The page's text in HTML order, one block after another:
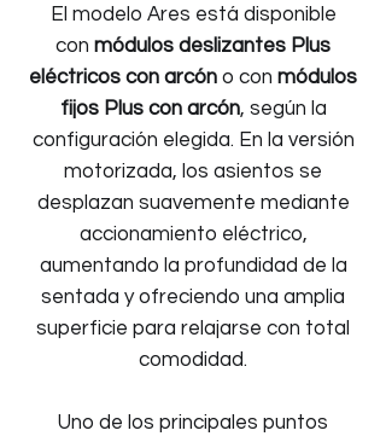
El modelo Ares está disponible
con módulos deslizantes Plus
eléctricos con arcón o con módulos
fijos Plus con arcón, según la
configuración elegida. En la versión
motorizada, los asientos se
desplazan suavemente mediante
accionamiento eléctrico,
aumentando la profundidad de la
sentada y ofreciendo una amplia
superficie para relajarse con total
comodidad.
Uno de los principales puntos